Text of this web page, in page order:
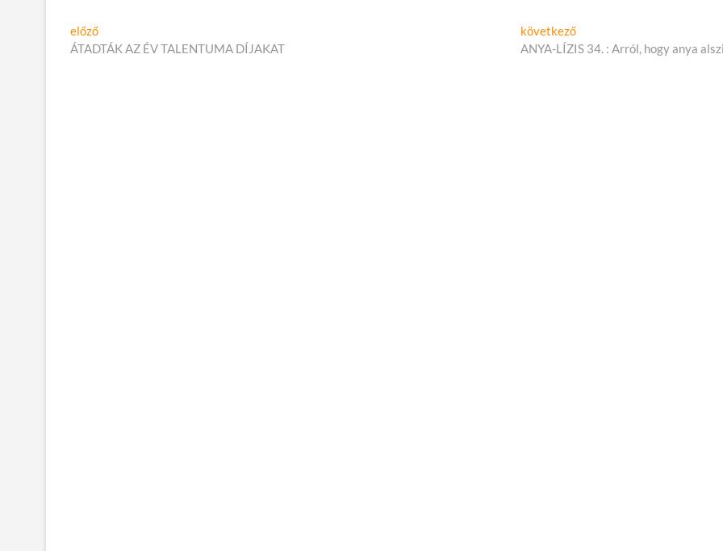
Bejegyzés
navigáció
előzőElőző
cikk:
ÁTADTÁK AZ ÉV TALENTUMA DÍJAKAT
következőKövetkező
cikk:
ANYA-LÍZIS 34. : Arról, hogy anya